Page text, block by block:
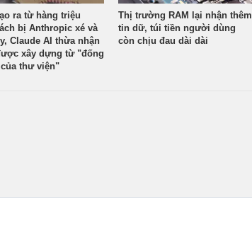
ra từ hàng triệu
bị Anthropic xé và
Claude AI thừa nhận
xây dựng từ "đống
thư viện"
Thị trường RAM lại nhận thêm
tin dữ, túi tiền người dùng
còn chịu đau dài dài